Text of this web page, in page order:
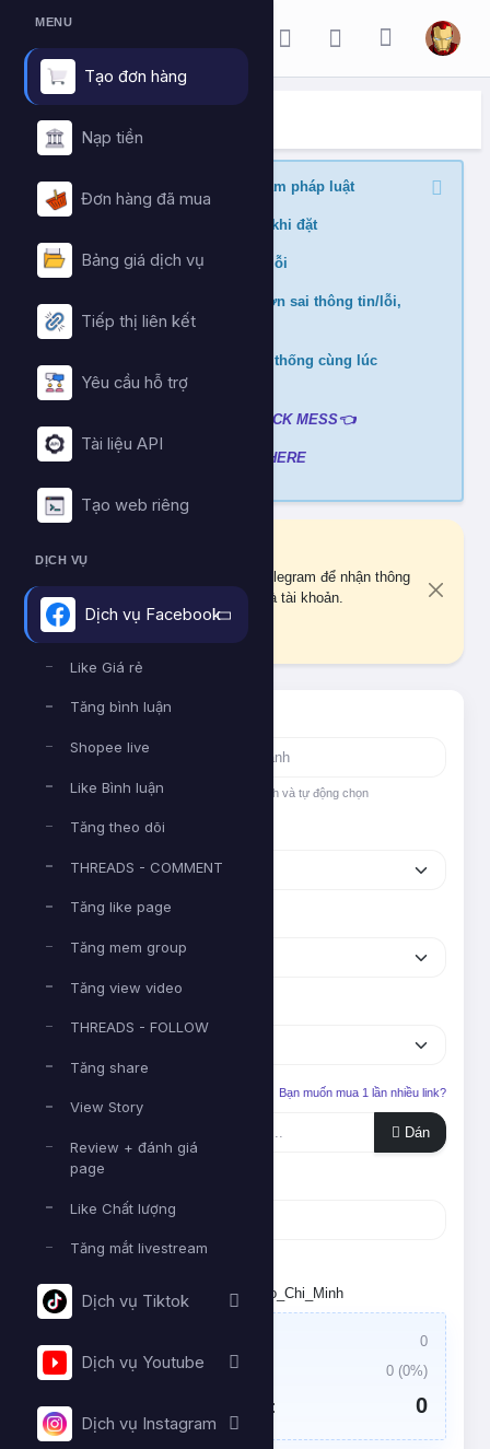
MENU
Tạo đơn hàng
Nạp tiền
Đơn hàng đã mua
Bảng giá dịch vụ
Tiếp thị liên kết
Yêu cầu hỗ trợ
Tài liệu API
Tạo web riêng
DỊCH VỤ
Dịch vụ Facebook
Like Giá rẻ
Tăng bình luận
Shopee live
Like Bình luận
Tăng theo dõi
THREADS - COMMENT
Tăng like page
Tăng mem group
Tăng view video
THREADS - FOLLOW
Tăng share
View Story
Review + đánh giá
page
Like Chất lượng
Tăng mắt livestream
Dịch vụ Tiktok
Dịch vụ Youtube
Dịch vụ Instagram
ĐẶT HÀNG DỊCH VỤ
Trang chủ Đặt hàng dịch vụ
Nghiêm cấm buff nội dung vi phạm pháp luật
Kiểm tra min/max quantity trước khi đặt
Đảm bảo link chính xác để tránh lỗi
Không hỗ trợ và hoàn tiền nếu đơn sai thông tin/lỗi,
cài đè đơn
Không xử lý nếu mua ở nhiều hệ thống cùng lúc
tránh hao hụt số dư
CLICK MESS👈
Xem video hướng dẫn CLICK HERE
Bạn chưa liên kết tài khoản Telegram để nhận thông
báo quan trọng về đơn hàng và tài khoản.
Tìm nhanh dịch vụ
Nhập tên hoặc ID dịch vụ để tìm kiếm nhanh và tự động chọn
Nền tảng
Phân loại
Bạn muốn mua 1 lần nhiều link?
Dán
Số lượng
Tối thiểu:- Tối đa:
Đặt lịch chạy. Múi giờ: Asia/Ho_Chi_Minh
Giá trị đơn hàng:
0
Thuế VAT:
0 (0%)
Tổng tiền cần thanh toán: 0